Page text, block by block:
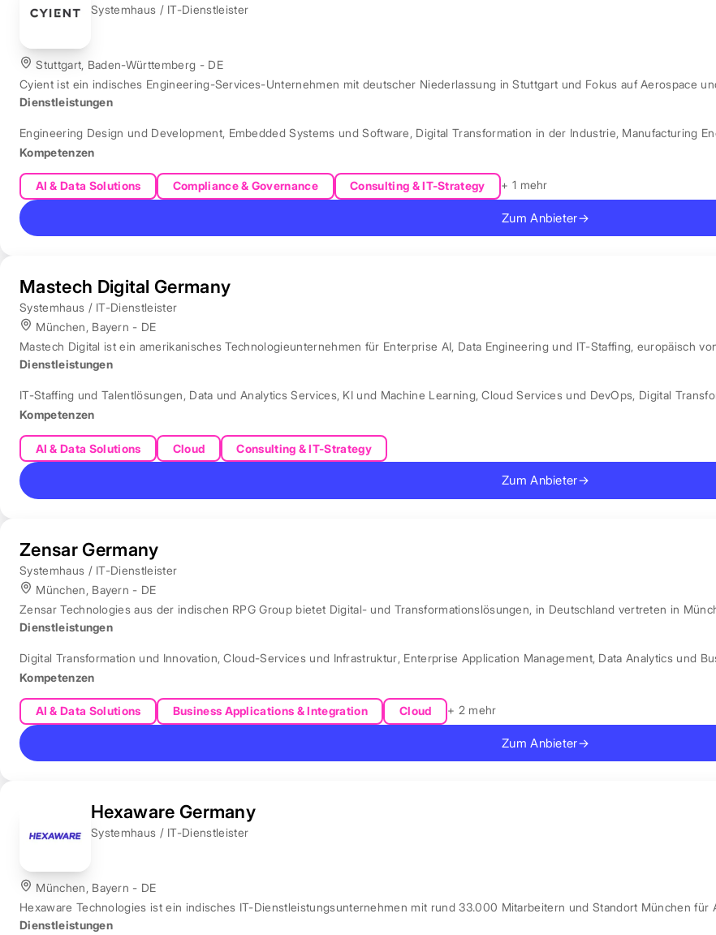
Systemhaus / IT-Dienstleister
Stuttgart, Baden-Württemberg - DE
Cyient ist ein indisches Engineering-Services-Unternehmen mit deutscher Niederlassung in Stuttgart und Fokus auf Aerospace
Dienstleistungen
Engineering Design und Development, Embedded Systems und Software, Digital Transformation in der Industrie, Manufacturing
Kompetenzen
AI & Data Solutions Compliance & Governance Consulting & IT-Strategy + 1 mehr
Zum Anbieter→
Mastech Digital Germany
Systemhaus / IT-Dienstleister
München, Bayern - DE
Mastech Digital ist ein amerikanisches Technologieunternehmen für Enterprise AI, Data Engineering und IT-Staffing, europäisch
Dienstleistungen
IT-Staffing und Talentlösungen, Data und Analytics Services, KI und Machine Learning,Cloud Services und DevOps, Digital
Kompetenzen
AI & Data Solutions Cloud Consulting & IT-Strategy
Zum Anbieter→
Zensar Germany
Systemhaus / IT-Dienstleister
München, Bayern - DE
Zensar Technologies aus der indischen RPG Group bietet Digital- und Transformationslösungen, in Deutschland vertreten in
Dienstleistungen
Digital Transformation und Innovation,Cloud-Services und Infrastruktur, Enterprise Application Management, Data Analytics und
Kompetenzen
AI & Data Solutions Business Applications & Integration Cloud + 2 mehr
Zum Anbieter→
Hexaware Germany
Systemhaus / IT-Dienstleister
München, Bayern - DE
Hexaware Technologies ist ein indisches IT-Dienstleistungsunternehmen mit rund 33.000 Mitarbeitern und Standort München für
Dienstleistungen